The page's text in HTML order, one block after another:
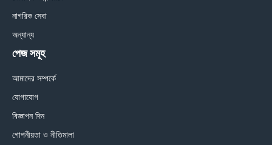
নাগরিক সেবা
অন্যান্য
পেজ সমূহ
আমাদের সম্পর্কে
যোগাযোগ
বিজ্ঞাপন দিন
গোপনীয়তা ও নীতিমালা